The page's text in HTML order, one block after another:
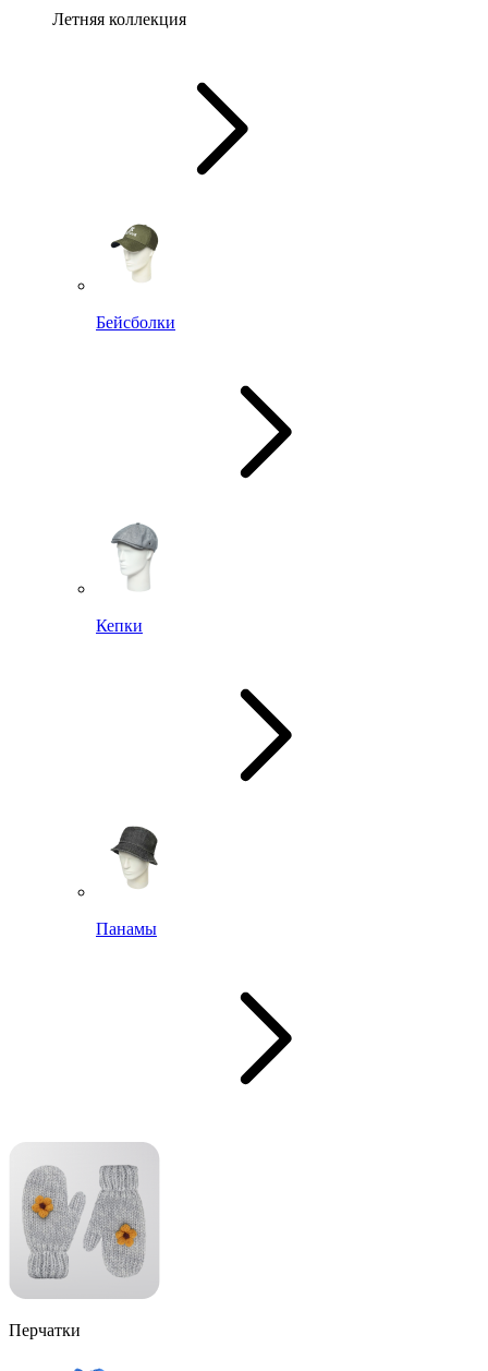
Летняя коллекция
Бейсболки
Кепки
Панамы
Перчатки